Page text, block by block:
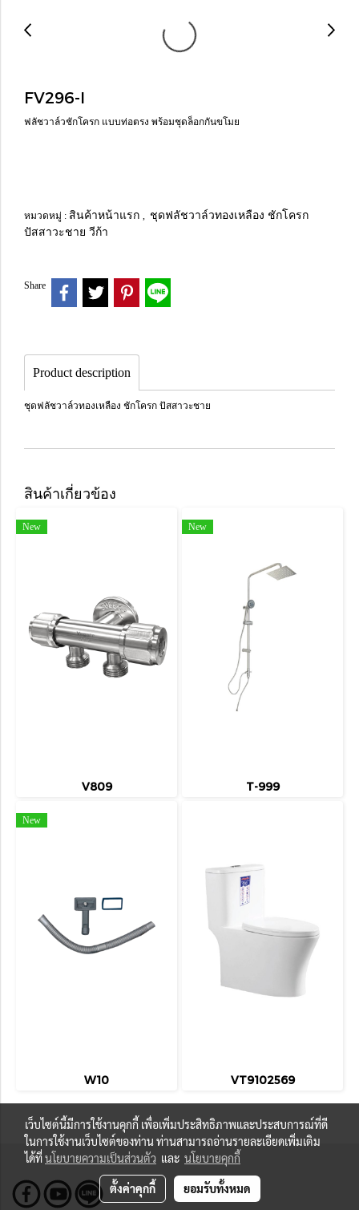
FV296-I
ฟลัชวาล์วชักโครก แบบท่อตรง พร้อมชุดล็อกกันขโมย
หมวดหมู่ : สินค้าหน้าแรก , ชุดฟลัชวาล์วทองเหลือง ชักโครก
ปัสสาวะชาย วีก้า
Share
Product description
ชุดฟลัชวาล์วทองเหลือง ชักโครก ปัสสาวะชาย
สินค้าเกี่ยวข้อง
New
V809
New
T-999
New
W10 VT9102569
เว็บไซต์นี้มีการใช้งานคุกกี้ เพื่อเพิ่มประสิทธิภาพและประสบการณ์ที่ดี
ในการใช้งานเว็บไซต์ของท่าน ท่านสามารถอ่านรายละเอียดเพิ่มเติม
ได้ที่นโยบายความเป็นส่วนตัว และ นโยบายคุกกี้
ตั้งค่าคุกกี้ ยอมรับทั้งหมด